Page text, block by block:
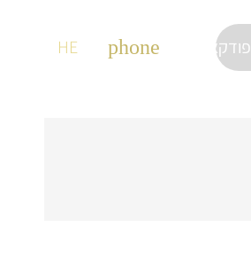
פודקאסטים phone
HE